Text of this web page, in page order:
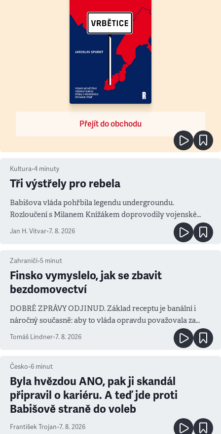
Přejít do obchodu
Kultura•4 minuty
Tři výstřely pro rebela
Babišova vláda pohřbila legendu undergroundu.
Rozloučení s Milanem Knížákem doprovodily vojenské
Jan H. Vitvar•7. 8. 2026
Zahraničí•5 minut
Finsko vymyslelo, jak se zbavit
bezdomovectví
DOBRÉ ZPRÁVY ODJINUD. Základ receptu je banální i
náročný současně: aby to vláda opravdu považovala za
Tomáš Lindner•7. 8. 2026
Česko•6 minut
Byla hvězdou ANO, pak ji skandál
připravil o kariéru. A teď jde proti
Babišově straně do voleb
František Trojan•7. 8. 2026